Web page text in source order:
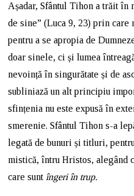
Așadar, Sfântul Tihon a trăit
de sine” (Luca 9, 23) prin
pentru a se apropia de
doar sinele, ci și lumea
nevoință în singurătate și de
subliniază un alt principiu
sfințenia nu este expusă în
smerenie. Sfântul Tihon s-a
legată de bunuri și titluri,
mistică, întru Hristos, alegând
care sunt îngeri în trup.